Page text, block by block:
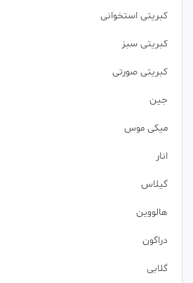
کبریتی استخوانی
کبریتی سبز
کبریتی صورتی
جین
میکی موس
انار
گیلاس
هالووین
دراگون
گلابی